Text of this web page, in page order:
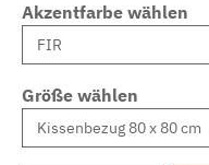
Akzentfarbe wählen
Größe wählen